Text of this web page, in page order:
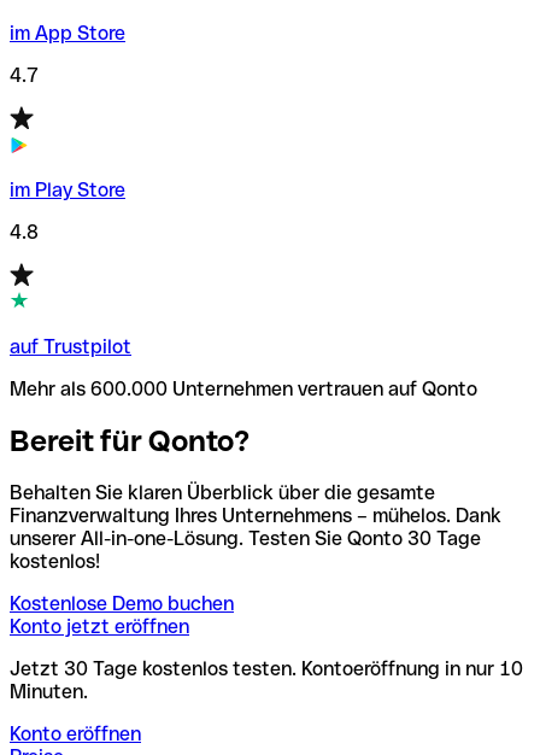
im App Store
4.7
im Play Store
4.8
auf Trustpilot
Mehr als 600.000 Unternehmen vertrauen auf Qonto
Bereit für Qonto?
Behalten Sie klaren Überblick über die gesamte
Finanzverwaltung Ihres Unternehmens – mühelos. Dank
unserer All-in-one-Lösung. Testen Sie Qonto 30 Tage
kostenlos!
Kostenlose Demo buchen
Konto jetzt eröffnen
Jetzt 30 Tage kostenlos testen. Kontoeröffnung in nur 10
Minuten.
Konto eröffnen